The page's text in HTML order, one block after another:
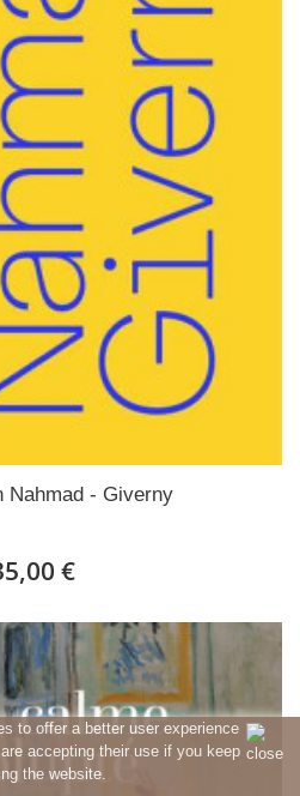
to offer a better user experience
accepting their use if you keep
the website.
Nahmad - Giverny
€